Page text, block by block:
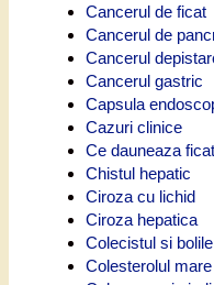
Cancerul de ficat
Cancerul de
Cancerul
Cancerul gastric
Capsula
Cazuri clinice
Ce dauneaza
Chistul hepatic
Ciroza cu lichid
Ciroza hepatica
Colecistul si
Colesterolul